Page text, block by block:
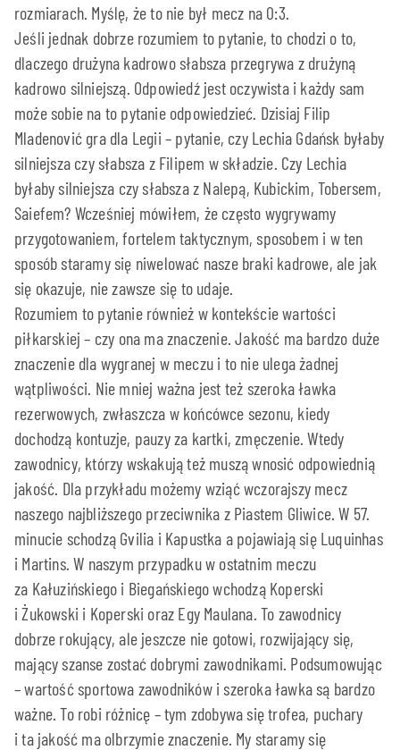
rozmiarach. Myślę, że to nie był mecz na 0:3.
Jeśli jednak dobrze rozumiem to pytanie, to chodzi o to,
dlaczego drużyna kadrowo słabsza przegrywa z drużyną
kadrowo silniejszą. Odpowiedź jest oczywista i każdy sam
może sobie na to pytanie odpowiedzieć. Dzisiaj Filip
Mladenović gra dla Legii – pytanie, czy Lechia Gdańsk byłaby
silniejsza czy słabsza z Filipem w składzie. Czy Lechia
byłaby silniejsza czy słabsza z Nalepą, Kubickim, Tobersem,
Saiefem? Wcześniej mówiłem, że często wygrywamy
przygotowaniem, fortelem taktycznym, sposobem i w ten
sposób staramy się niwelować nasze braki kadrowe, ale jak
się okazuje, nie zawsze się to udaje.
Rozumiem to pytanie również w kontekście wartości
piłkarskiej – czy ona ma znaczenie. Jakość ma bardzo duże
znaczenie dla wygranej w meczu i to nie ulega żadnej
wątpliwości. Nie mniej ważna jest też szeroka ławka
rezerwowych, zwłaszcza w końcówce sezonu, kiedy
dochodzą kontuzje, pauzy za kartki, zmęczenie. Wtedy
zawodnicy, którzy wskakują też muszą wnosić odpowiednią
jakość. Dla przykładu możemy wziąć wczorajszy mecz
naszego najbliższego przeciwnika z Piastem Gliwice. W 57.
minucie schodzą Gvilia i Kapustka a pojawiają się Luquinhas
i Martins. W naszym przypadku w ostatnim meczu
za Kałuzińskiego i Biegańskiego wchodzą Koperski
i Żukowski i Koperski oraz Egy Maulana. To zawodnicy
dobrze rokujący, ale jeszcze nie gotowi, rozwijający się,
mający szanse zostać dobrymi zawodnikami. Podsumowując
– wartość sportowa zawodników i szeroka ławka są bardzo
ważne. To robi różnicę – tym zdobywa się trofea, puchary
i ta jakość ma olbrzymie znaczenie. My staramy się